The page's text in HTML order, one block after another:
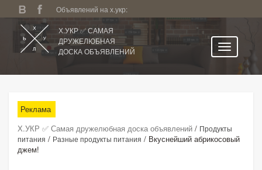
Объявлений на х.укр:
Х.УКР ✅ САМАЯ
ДРУЖЕЛЮБНАЯ
ДОСКА ОБЪЯВЛЕНИЙ
Все регионы
Категории
Избранное
Личный кабинет
Реклама
Х.УКР ✅ Самая дружелюбная доска объявлений / Продукты
питания / Разные продукты питания / Вкуснейший абрикосовый
джем!